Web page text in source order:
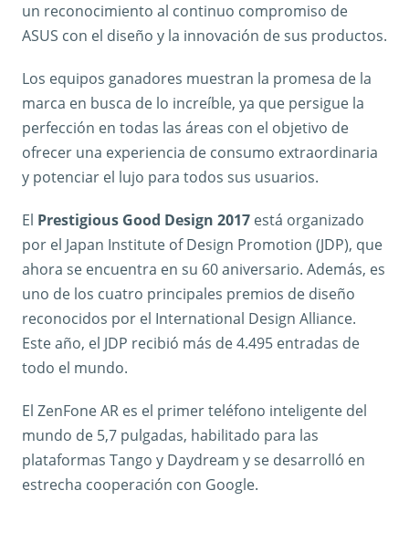
un reconocimiento al continuo compromiso de
ASUS con el diseño y la innovación de sus productos.
Los equipos ganadores muestran la promesa de la
marca en busca de lo increíble, ya que persigue la
perfección en todas las áreas con el objetivo de
ofrecer una experiencia de consumo extraordinaria
y potenciar el lujo para todos sus usuarios.
El Prestigious Good Design 2017 está organizado
por el Japan Institute of Design Promotion (JDP), que
ahora se encuentra en su 60 aniversario. Además, es
uno de los cuatro principales premios de diseño
reconocidos por el International Design Alliance.
Este año, el JDP recibió más de 4.495 entradas de
todo el mundo.
El ZenFone AR es el primer teléfono inteligente del
mundo de 5,7 pulgadas, habilitado para las
plataformas Tango y Daydream y se desarrolló en
estrecha cooperación con Google.